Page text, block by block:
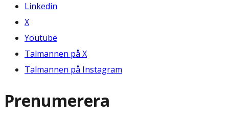
Linkedin
X
Youtube
Talmannen på X
Talmannen på Instagram
Prenumerera